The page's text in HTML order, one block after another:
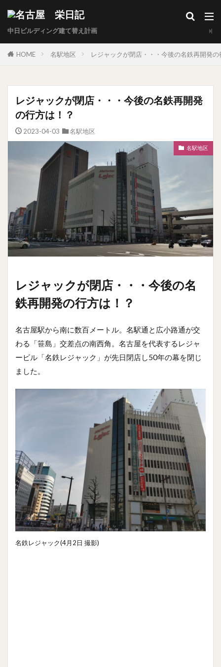
中日ビルディング建て替え計画
HOME 名駅地区 レジャックが閉店・・・今後の名鉄再開発
レジャックが閉店・・・今後の名鉄再開発
の行方は！？
2023-04-03 名駅地区
名駅地区
レジャックが閉店・・・今後の名
鉄再開発の行方は！？
名古屋駅から南に数百メートル。名駅通と広小路通が交
わる「笹島」交差点の南西角。名古屋を代表するレジャ
ービル「名鉄レジャック」が先日閉店し50年の幕を閉じ
ました。
名鉄レジャック(4月2日 撮影)